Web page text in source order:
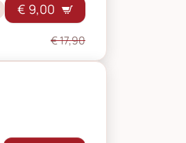
€ 9,00
€ 17,90